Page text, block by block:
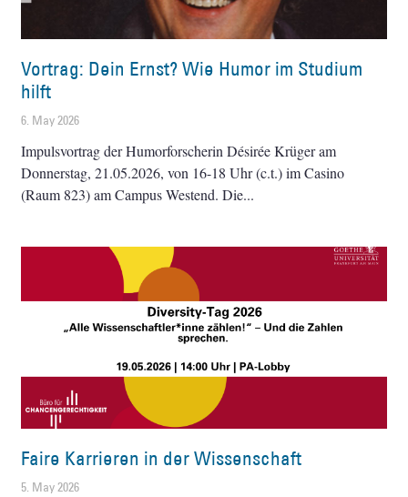
Vortrag: Dein Ernst? Wie Humor im Studium
hilft
6. May 2026
Impulsvortrag der Humorforscherin Désirée Krüger am
Donnerstag, 21.05.2026, von 16-18 Uhr (c.t.) im Casino
(Raum 823) am Campus Westend. Die
Faire Karrieren in der Wissenschaft
5. May 2026